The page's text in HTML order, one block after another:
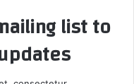
list to